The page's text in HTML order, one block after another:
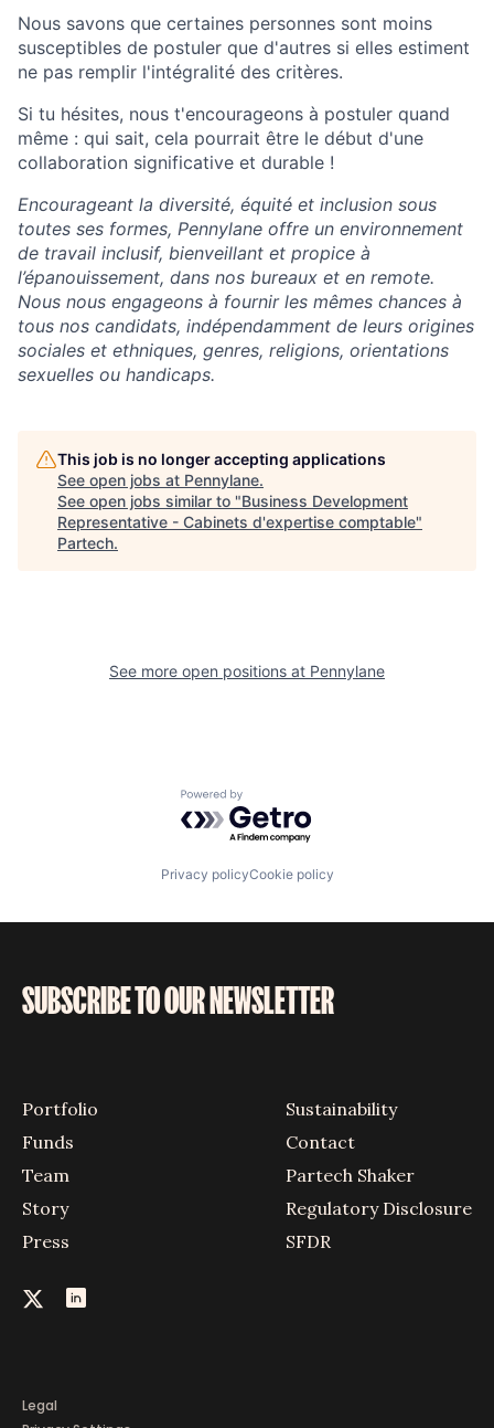
Nous savons que certaines personnes sont moins
susceptibles de postuler que d'autres si elles estiment
ne pas remplir l'intégralité des critères.
Si tu hésites, nous t'encourageons à postuler quand
même : qui sait, cela pourrait être le début d'une
collaboration significative et durable !
Encourageant la diversité, équité et inclusion sous
toutes ses formes, Pennylane offre un environnement
de travail inclusif, bienveillant et propice à
l’épanouissement, dans nos bureaux et en remote.
Nous nous engageons à fournir les mêmes chances à
tous nos candidats, indépendamment de leurs origines
sociales et ethniques, genres, religions, orientations
sexuelles ou handicaps.
This job is no longer accepting applications
See open jobs at Pennylane.
See open jobs similar to "Business Development
Representative - Cabinets d'expertise comptable"
Partech.
See more open positions at Pennylane
Powered by Getro.com
Privacy policyCookie policy
SUBSCRIBE TO OUR NEWSLETTER
Portfolio
Funds
Team
Story
Press
Sustainability
Contact
Partech Shaker
Regulatory Disclosure
SFDR
Legal